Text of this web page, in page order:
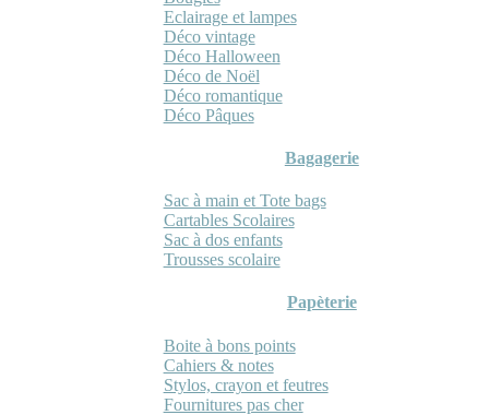
Eclairage et lampes
Déco vintage
Déco Halloween
Déco de Noël
Déco romantique
Déco Pâques
Bagagerie
Sac à main et Tote bags
Cartables Scolaires
Sac à dos enfants
Trousses scolaire
Papèterie
Boite à bons points
Cahiers & notes
Stylos, crayon et feutres
Fournitures pas cher